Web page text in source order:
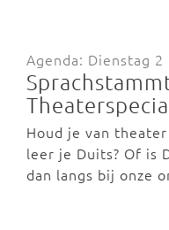
Agenda: Dienstag 2
Houd je van
leer je Duits? Of is
dan langs bij onze